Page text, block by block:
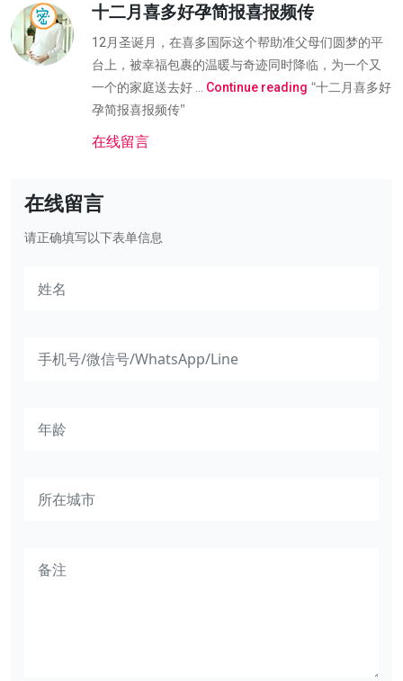
十二月喜多好孕简报喜报频传
12月圣诞月，在喜多国际这个帮助准父母们圆梦的平
台上，被幸福包裹的温暖与奇迹同时降临，为一个又
一个的家庭送去好 … Continue reading “十二月喜多好
孕简报喜报频传”
在线留言
在线留言
请正确填写以下表单信息